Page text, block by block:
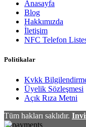
Anasayfa
Blog
Hakkımızda
İletişim
NFC Telefon
Politikalar
Kvkk
Üyelik Sözleşmesi
Açık Rıza Metni
Tüm hakları saklıdır.